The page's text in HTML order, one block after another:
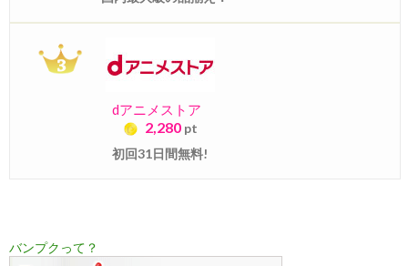
dアニメストア
2,280 pt
初回31日間無料!
バンプクって？